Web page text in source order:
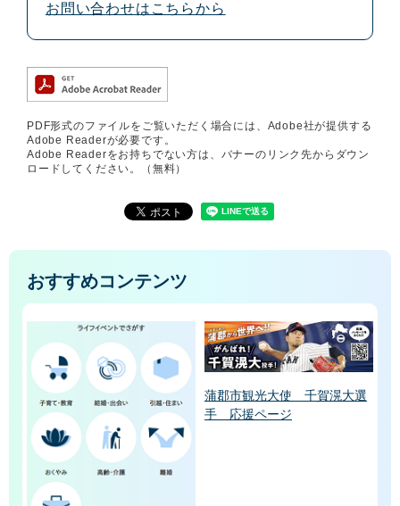
お問い合わせはこちらから
PDF形式のファイルをご覧いただく場合には、Adobe社が提供する
Adobe Readerが必要です。
Adobe Readerをお持ちでない方は、バナーのリンク先からダウン
ロードしてください。（無料）
おすすめコンテンツ
蒲郡市観光大使 千賀滉大選
手 応援ページ